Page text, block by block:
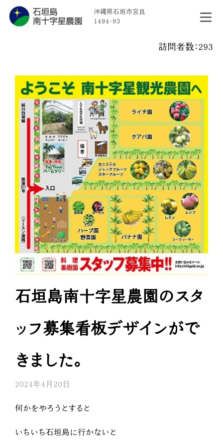
沖縄県石垣市宮良
1494-93
訪問者数：293
石垣島南十字星農園のスタ
ッフ募集看板デザインがで
きました。
2024年4月20日
何かをやろうとすると
いちいち石垣島に行かないと